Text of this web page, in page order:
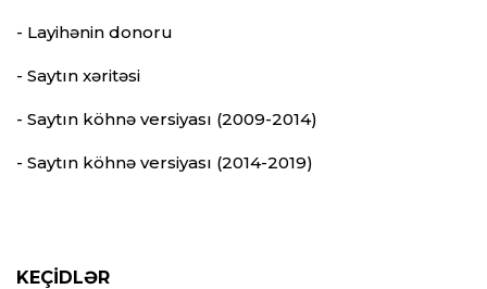
- Layihənin donoru
- Saytın xəritəsi
- Saytın köhnə versiyası (2009-2014)
- Saytın köhnə versiyası (2014-2019)
KEÇİDLƏR